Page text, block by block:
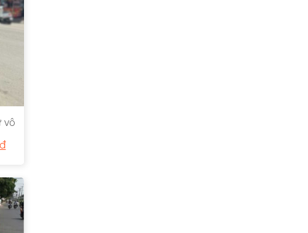
vô
₫